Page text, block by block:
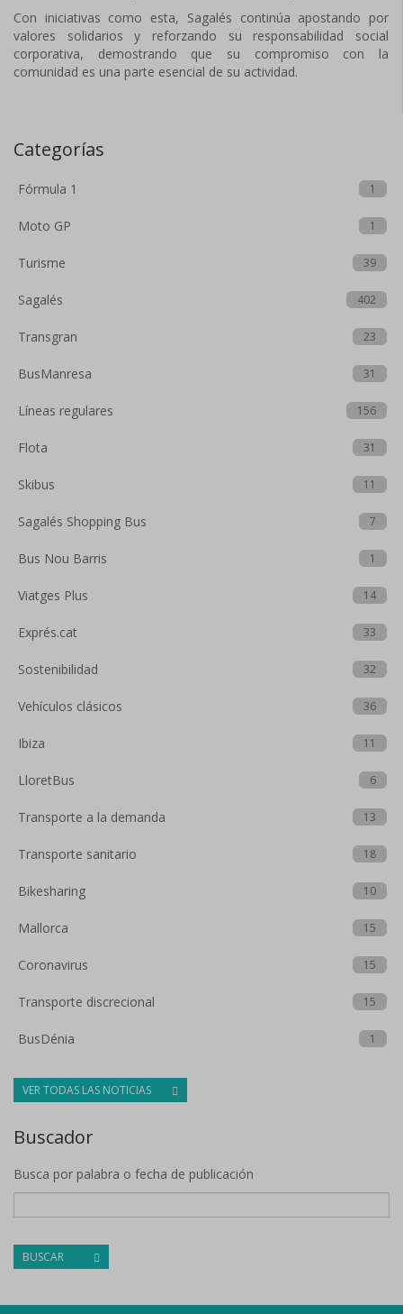
Con iniciativas como esta, Sagalés continúa apostando por
valores solidarios y reforzando su responsabilidad social
corporativa, demostrando que su compromiso con la
comunidad es una parte esencial de su actividad.
Categorías
Fórmula 1 1
Moto GP 1
Turisme 39
Sagalés 402
Transgran 23
BusManresa 31
Líneas regulares 156
Flota 31
Skibus 11
Sagalés Shopping Bus 7
Bus Nou Barris 1
Viatges Plus 14
Exprés.cat 33
Sostenibilidad 32
Vehículos clásicos 36
Ibiza 11
LloretBus 6
Transporte a la demanda 13
Transporte sanitario 18
Bikesharing 10
Mallorca 15
Coronavirus 15
Transporte discrecional 15
BusDénia 1
VER TODAS LAS NOTICIAS
Buscador
Busca por palabra o fecha de publicación
BUSCAR